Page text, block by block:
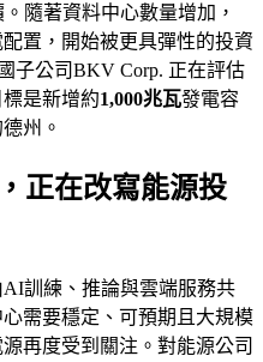
隨著資料中心數量增加，
置，開始被更具彈性的投資
子公司BKV Corp. 正在評估
是新增約1,000兆瓦發電容
州。
正在改寫能源投
訓練、推論與雲端服務共
需要穩定、可預期且大規模
再度受到關注。對能源公司